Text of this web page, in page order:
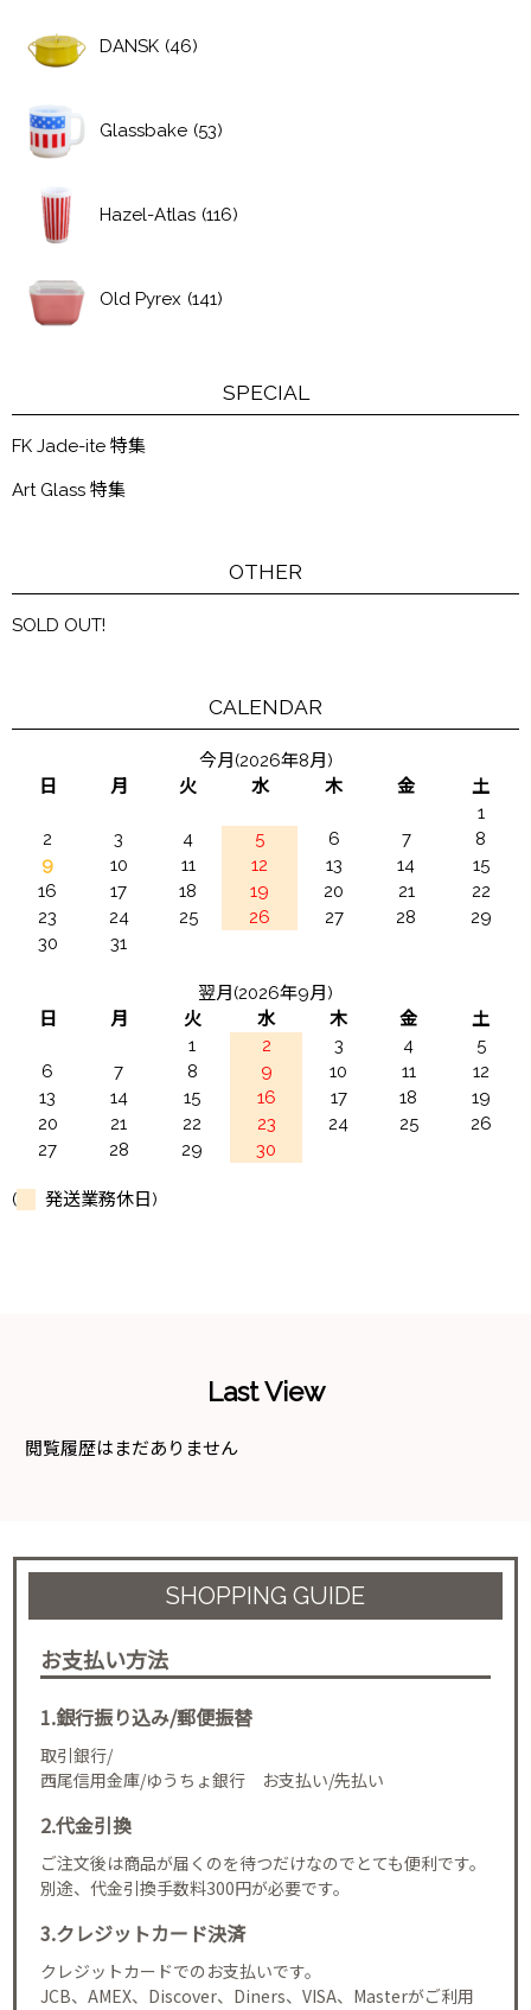
DANSK (46)
Glassbake (53)
Hazel-Atlas (116)
Old Pyrex (141)
SPECIAL
FK Jade-ite 特集
Art Glass 特集
OTHER
SOLD OUT!
CALENDAR
今月(2026年8月)
日
月 火 水 木 金
土
1
2
3 4 5 6 7
8
9
10 11 12 13 14
15
16
17 18 19 20 21
22
23
24 25 26 27 28
29
30
31
翌月(2026年9月)
日
月 火 水 木 金
土
1
2 3 4
5
6
7 8 9 10 11
12
13
14 15 16 17 18
19
20
21 22 23 24 25
26
27
28 29 30
( 発送業務休日)
Last View
閲覧履歴はまだありません
SHOPPING GUIDE
お支払い方法
1.銀行振り込み/郵便振替
取引銀行/
西尾信用金庫/ゆうちょ銀行 お支払い/先払い
2.代金引換
ご注文後は商品が届くのを待つだけなのでとても便利です。
別途、代金引換手数料300円が必要です。
3.クレジットカード決済
クレジットカードでのお支払いです。
JCB、AMEX、Discover、Diners、VISA、Masterがご利用